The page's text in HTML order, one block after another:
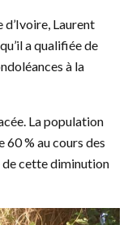
d’Ivoire, Laurent
a qualifiée de
à la
La population
60 % au cours des
de cette diminution